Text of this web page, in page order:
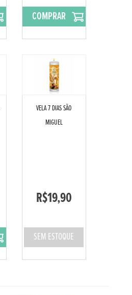
COMPRAR
VELA 7 DIAS SÃO
MIGUEL
R$19,90
SEM ESTOQUE